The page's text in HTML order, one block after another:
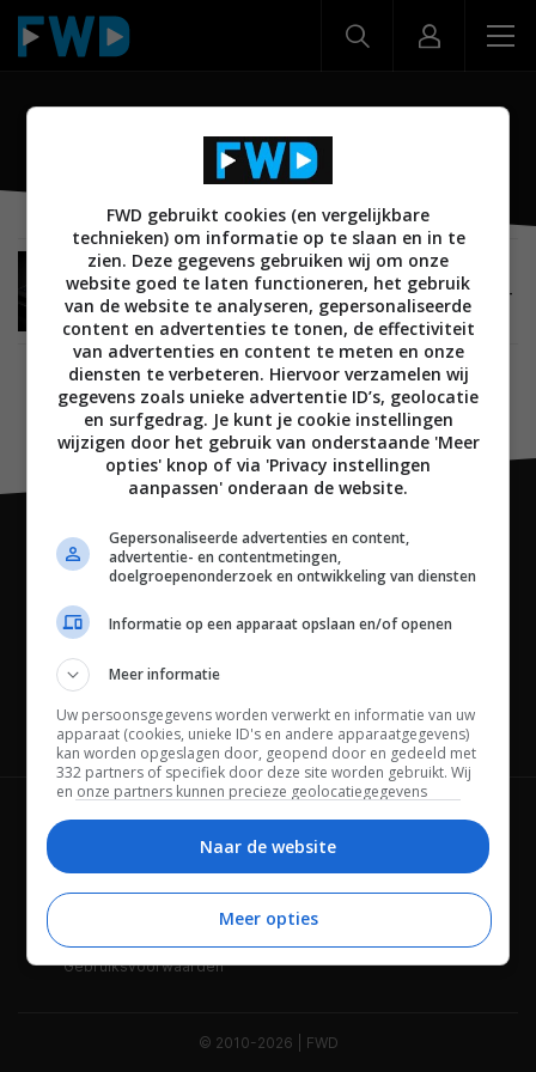
Solarin
MOBILE 31 MEI 2016
Solarin is peperdure, maar superveilige Android-
phablet
Channels
Wie is FWD Privacybeleid
Adverteren Contact
Gebruiksvoorwaarden
© 2010-2026 | FWD
FWD gebruikt cookies (en vergelijkbare
technieken) om informatie op te slaan en in te
zien. Deze gegevens gebruiken wij om onze
website goed te laten functioneren, het gebruik
van de website te analyseren, gepersonaliseerde
content en advertenties te tonen, de effectiviteit
van advertenties en content te meten en onze
diensten te verbeteren. Hiervoor verzamelen wij
gegevens zoals unieke advertentie ID’s, geolocatie
en surfgedrag. Je kunt je cookie instellingen
wijzigen door het gebruik van onderstaande 'Meer
opties' knop of via 'Privacy instellingen
aanpassen' onderaan de website.
Gepersonaliseerde advertenties en content,
advertentie- en contentmetingen,
doelgroepenonderzoek en ontwikkeling van diensten
Informatie op een apparaat opslaan en/of openen
Meer informatie
Uw persoonsgegevens worden verwerkt en informatie van uw
apparaat (cookies, unieke ID's en andere apparaatgegevens)
kan worden opgeslagen door, geopend door en gedeeld met
332 partners of specifiek door deze site worden gebruikt. Wij
en onze partners kunnen precieze geolocatiegegevens
Bepaalde leveranciers kunnen uw persoonsgegevens
beheren. Zoek onderaan deze pagina of in het sitemenu naar
een link om uw toestemming te beheren of in te trekken via de
privacy- en cookie-instellingen.
Naar de website
Meer opties